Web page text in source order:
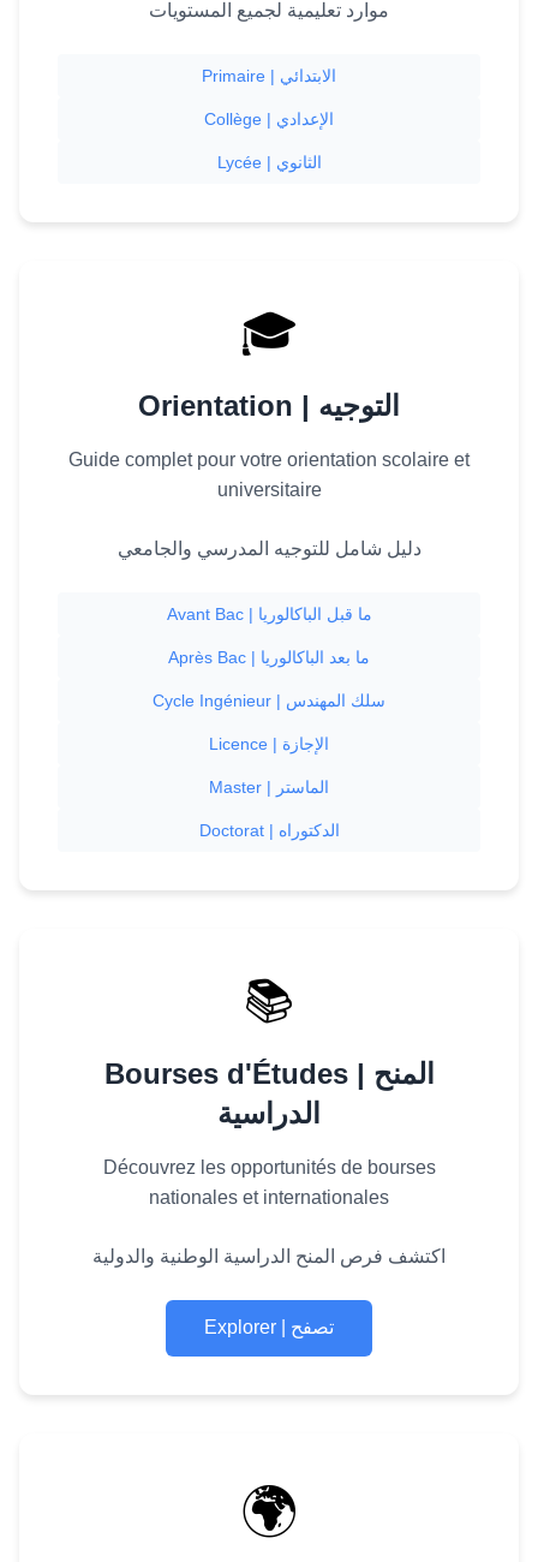
موارد تعليمية لجميع المستويات
Primaire | الابتدائي
Collège | الإعدادي
Lycée | الثانوي
🎓
Orientation | التوجيه
Guide complet pour votre orientation scolaire et
universitaire
دليل شامل للتوجيه المدرسي والجامعي
Avant Bac | ما قبل الباكالوريا
Après Bac | ما بعد الباكالوريا
Cycle Ingénieur | سلك المهندس
Licence | الإجازة
Master | الماستر
Doctorat | الدكتوراه
📚
Bourses d'Études | المنح
الدراسية
Découvrez les opportunités de bourses
nationales et internationales
اكتشف فرص المنح الدراسية الوطنية والدولية
Explorer | تصفح
🌍